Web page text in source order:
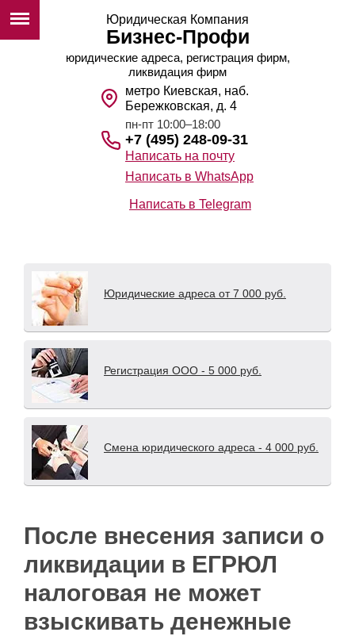
Юридическая Компания
Бизнес-Профи
юридические адреса, регистрация фирм,
ликвидация фирм
метро Киевская, наб.
Бережковская, д. 4
пн-пт 10:00–18:00
+7 (495) 248-09-31
Написать на почту
Написать в WhatsApp
Написать в Telegram
Юридические адреса от 7 000 руб.
Регистрация ООО - 5 000 руб.
Смена юридического адреса - 4 000 руб.
После внесения записи о
ликвидации в ЕГРЮЛ
налоговая не может
взыскивать денежные